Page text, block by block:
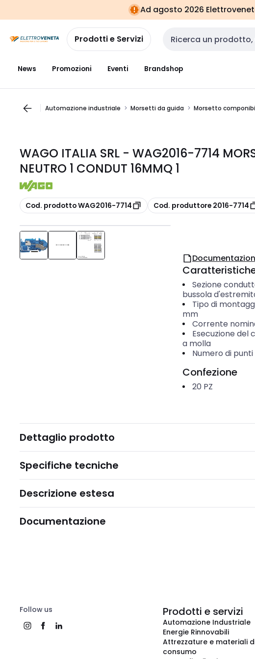
navigazionealla
pagina
Ad agosto 2026
Prodotti e Servizi Cerca input
News Promozioni Eventi Brandshop
Automazione industriale Morsetti da guida Morsetto
WAGO ITALIA SRL - WAG2016-7714
NEUTRO 1 CONDUT 16MMQ 1
copia
Cod. prodotto WAG2016-7714 copia
Cod. produttore 2016-7714
Sezione
bussola
Tipo di
mm
Corrente
Esecuzione
a molla
Numero di punti
Confezione
20 PZ
Dettaglio prodotto
Specifiche tecniche
Descrizione estesa
Documentazione
Follow us Prodotti e servizi
Automazione Industriale
Energie Rinnovabili
Attrezzature e materiali
consumo